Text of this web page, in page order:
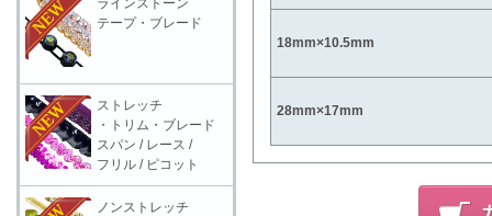
18mm×10.5mm
28mm×17mm
テープ・ブレード
ストレッチ
・トリム・ブレード
スパン / レース /
フリル / ピコット
ノンストレッチ